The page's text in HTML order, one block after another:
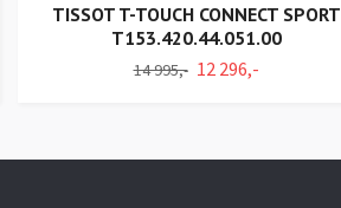
TISSOT T-TOUCH CONNECT SPORT
T153.420.44.051.00
14 995,- 12 296,-